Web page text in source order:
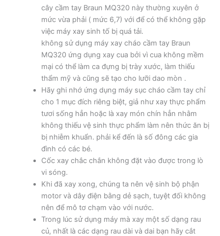
cây cầm tay Braun MQ320 này thường xuyên ở
mức vừa phải ( mức 6,7) với để có thể không gặp
việc máy xay sinh tố bị quá tải.
không sử dụng máy xay cháo cầm tay Braun
MQ320 ứng dụng xay cua bởi vì cua không mềm
mại có thể làm ca đựng bị trày xước, làm thiếu
thẩm mỹ và cũng sẽ tạo cho lưỡi dao mòn .
Hãy ghi nhớ ứng dụng máy sục cháo cầm tay chỉ
cho 1 mục đích riêng biệt, giả như xay thực phẩm
tươi sống hẳn hoặc là xay món chín hẳn nhằm
không thiếu vệ sinh thực phẩm làm nên thức ăn bị
bị nhiễm khuẩn. phải kể đến là số đông các gia
đình có các bé.
Cốc xay chắc chắn không đặt vào được trong lò
vi sóng.
Khi đã xay xong, chúng ta nên vệ sinh bộ phận
motor và dây điện bằng dẻ sạch, tuyệt đối không
nên để mô tơ chạm vào với nước.
Trong lúc sử dụng máy mà xay một số dạng rau
củ, nhất là các dạng rau dài và dai bạn hãy cắt